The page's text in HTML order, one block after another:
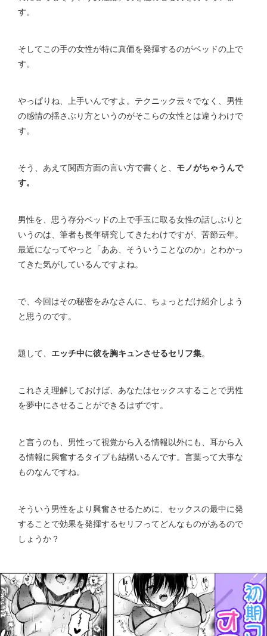
す。
そしてこの手の女性が特に真価を発揮するのがベッドの上で
す。
やっぱりね、上手いんですよ。 テクニック云々でなく、男性
の感情の揺さぶり方というのがそこらの女性とは違うわけで
す。
そう、あえて関西方面の言い方で書くと、 モノがちゃうんで
す。
男性を、思う存分ベッドの上で手玉に取る女性の話しぶりと
いうのは、筆者も長年研究してきたわけですが、苦節云年。
最近になってやっと「ああ、そういうことなのか」とわかっ
てきた気がしているんですよね。
で、今回はその秘密をみなさんに、ちょっとだけ紹介しよう
と思うのです。
題して、 エッチ中に彼を胸キュンさせるセリフ集。
これさえ理解しておけば、あなたはセックスすることで男性
を夢中にさせることができるはずです。
と言うのも、男性って視覚から入る情報以外にも、耳から入
る情報に興奮するタイプも結構いるんです。 言葉って大事な
ものなんですね。
そういう男性をより興奮させるために、セックスの最中に発
することで効果を発揮するセリフってどんなものがあるので
しょうか？